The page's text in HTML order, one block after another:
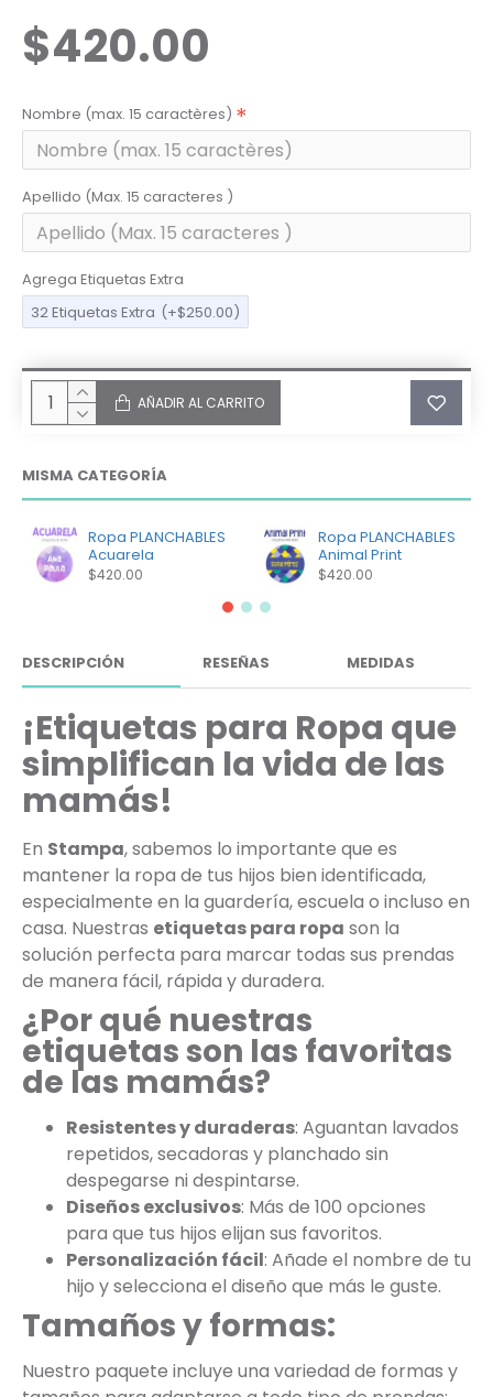
$420.00
Nombre (max. 15 caractères)
Apellido (Max. 15 caracteres )
Agrega Etiquetas Extra
32 Etiquetas Extra (+$250.00)
AÑADIR AL CARRITO
MISMA CATEGORÍA
Ropa PLANCHABLES
Acuarela
$420.00
Ropa PLANCHABLES
Animal Print
$420.00
DESCRIPCIÓN RESEÑAS MEDIDAS
¡Etiquetas para Ropa que
simplifican la vida de las
mamás!
En Stampa, sabemos lo importante que es
mantener la ropa de tus hijos bien identificada,
especialmente en la guardería, escuela o incluso en
casa. Nuestras etiquetas para ropa son la
solución perfecta para marcar todas sus prendas
de manera fácil, rápida y duradera.
¿Por qué nuestras
etiquetas son las favoritas
de las mamás?
Resistentes y duraderas: Aguantan lavados
repetidos, secadoras y planchado sin
despegarse ni despintarse.
Diseños exclusivos: Más de 100 opciones
para que tus hijos elijan sus favoritos.
Personalización fácil: Añade el nombre de tu
hijo y selecciona el diseño que más le guste.
Tamaños y formas:
Nuestro paquete incluye una variedad de formas y